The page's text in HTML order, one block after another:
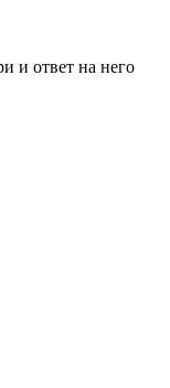
и ответ на него